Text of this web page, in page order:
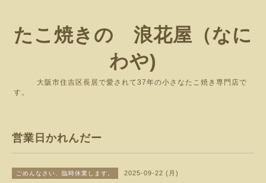
たこ焼きの 浪花屋（なに
わや)
大阪市住吉区長居で愛されて37年の小さなたこ焼き専門店で
す。
営業日かれんだー
ごめんなさい、臨時休業します。 2025-09-22 (月)